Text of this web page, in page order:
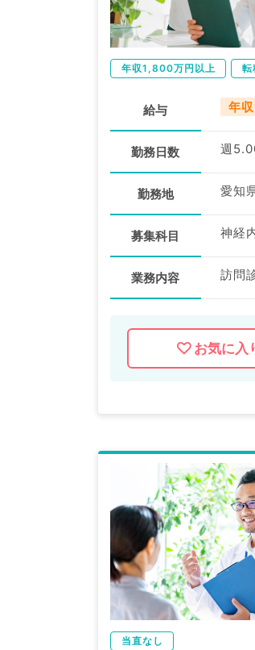
年収1,800万円以上 転
給与 年
勤務日数 週
勤務地 愛知
募集科目
業務内容 訪問
お気に入
当直なし